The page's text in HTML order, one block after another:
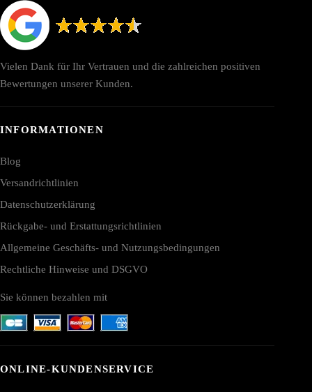
Vielen Dank für Ihr Vertrauen und die zahlreichen positiven
Bewertungen unserer Kunden.
INFORMATIONEN
Blog
Versandrichtlinien
Datenschutzerklärung
Rückgabe- und Erstattungsrichtlinien
Allgemeine Geschäfts- und Nutzungsbedingungen
Rechtliche Hinweise und DSGVO
Sie können bezahlen mit
ONLINE-KUNDENSERVICE